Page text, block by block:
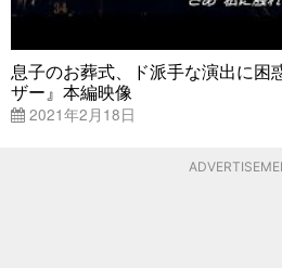
息子のお葬式、ド派手な演出に
ザー』本編映像
2021年2月18日